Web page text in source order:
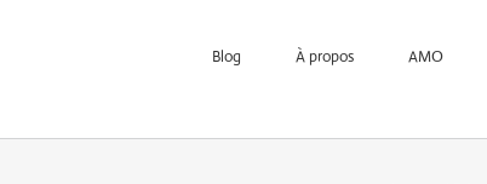
Blog À propos AMO